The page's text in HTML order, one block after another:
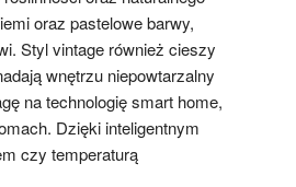
oraz pastelowe barwy,
Styl vintage również cieszy
wnętrzu niepowtarzalny
na technologię smart home,
Dzięki inteligentnym
czy temperaturą